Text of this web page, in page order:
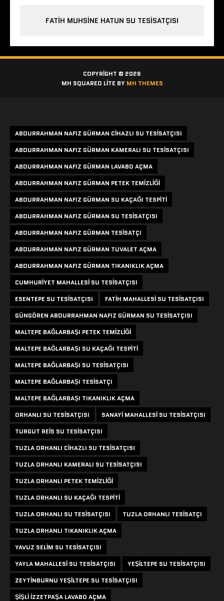
FATIH MUHSINE HATUN SU TESISATÇISI
COPYRIGHT © 2026
MH SQUARED LITE BY MH THEMES
ABDURRAHMAN NAFIZ GÜRMAN CIHAZLI SU TESISATÇISI
ABDURRAHMAN NAFIZ GÜRMAN KAMERALI SU TESISATÇISI
ABDURRAHMAN NAFIZ GÜRMAN LAVABO AÇMA
ABDURRAHMAN NAFIZ GÜRMAN PETEK TEMIZLIĞI
ABDURRAHMAN NAFIZ GÜRMAN SU KAÇAĞI TESPITI
ABDURRAHMAN NAFIZ GÜRMAN SU TESISATÇISI
ABDURRAHMAN NAFIZ GÜRMAN TESISATÇI
ABDURRAHMAN NAFIZ GÜRMAN TUVALET AÇMA
ABDURRAHMAN NAFIZ GÜRMAN TIKANIKLIK AÇMA
CUMHURIYET MAHALLESI SU TESISATÇISI
ESENTEPE SU TESISATÇISI
FATIH MAHALLESI SU TESISATÇISI
GÜNGÖREN ABDURRAHMAN NAFIZ GÜRMAN SU TESISATÇISI
MALTEPE BAĞLARBAŞI PETEK TEMIZLIĞI
MALTEPE BAĞLARBAŞI SU KAÇAĞI TESPITI
MALTEPE BAĞLARBAŞI SU TESISATÇISI
MALTEPE BAĞLARBAŞI TESISATÇI
MALTEPE BAĞLARBAŞI TIKANIKLIK AÇMA
ORHANLI SU TESISATÇISI
SANAYI MAHALLESI SU TESISATÇISI
TURGUT REIS SU TESISATÇISI
TUZLA ORHANLI CIHAZLI SU TESISATÇISI
TUZLA ORHANLI KAMERALI SU TESISATÇISI
TUZLA ORHANLI PETEK TEMIZLIĞI
TUZLA ORHANLI SU KAÇAĞI TESPITI
TUZLA ORHANLI SU TESISATÇISI
TUZLA ORHANLI TESISATÇI
TUZLA ORHANLI TIKANIKLIK AÇMA
YAVUZ SELIM SU TESISATÇISI
YAYLA MAHALLESI SU TESISATÇISI
YEŞILTEPE SU TESISATÇISI
ZEYTINBURNU YEŞILTEPE SU TESISATÇISI
ŞIŞLI IZZETPAŞA LAVABO AÇMA